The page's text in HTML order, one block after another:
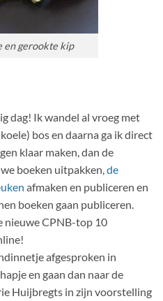
en gerookte kip
dag! Ik wandel al vroeg met
bos en daarna ga ik direct
klaar maken, dan de
boeken uitpakken,de
afmaken en publiceren en
boeken gaan publiceren.
nieuwe CPNB-top 10
afgesproken in
en gaan dan naar de
Huijbregts in zijn voorstelling